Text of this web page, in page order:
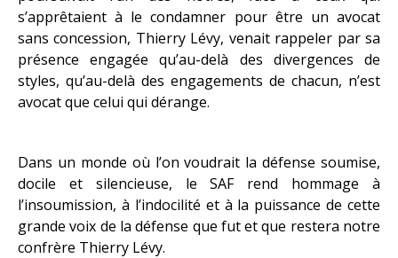
s’apprêtaient à le condamner pour être un avocat
sans concession, Thierry Lévy, venait rappeler par sa
présence engagée qu’au-delà des divergences de
styles, qu’au-delà des engagements de chacun, n’est
avocat que celui qui dérange.
Dans un monde où l’on voudrait la défense soumise,
docile et silencieuse, le SAF rend hommage à
l’insoumission, à l’indocilité et à la puissance de cette
grande voix de la défense que fut et que restera notre
confrère Thierry Lévy.